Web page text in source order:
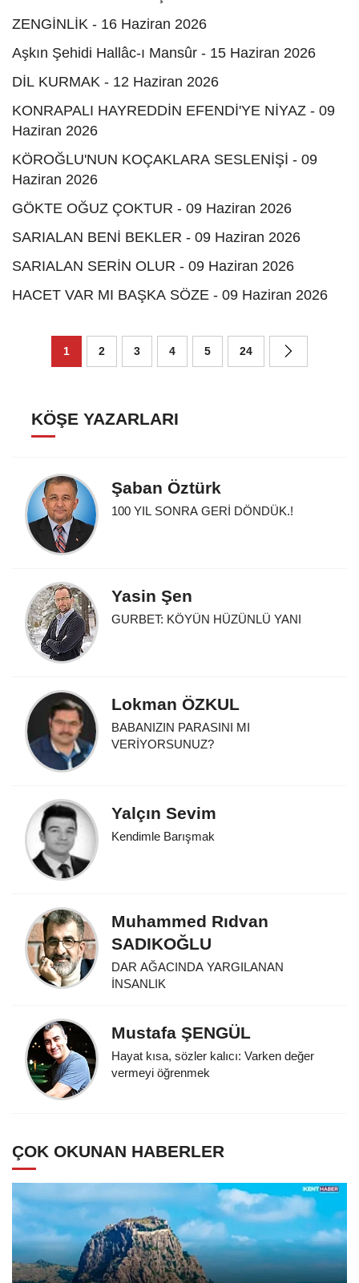
ZENGİNLİK - 16 Haziran 2026
Aşkın Şehidi Hallâc-ı Mansûr - 15 Haziran 2026
DİL KURMAK - 12 Haziran 2026
KONRAPALI HAYREDDİN EFENDİ'YE NİYAZ - 09
Haziran 2026
KÖROĞLU'NUN KOÇAKLARA SESLENİŞİ - 09
Haziran 2026
GÖKTE OĞUZ ÇOKTUR - 09 Haziran 2026
SARIALAN BENİ BEKLER - 09 Haziran 2026
SARIALAN SERİN OLUR - 09 Haziran 2026
HACET VAR MI BAŞKA SÖZE - 09 Haziran 2026
1 2 3 4 5 24
KÖŞE YAZARLARI
Şaban Öztürk
100 YIL SONRA GERİ DÖNDÜK.!
Yasin Şen
GURBET: KÖYÜN HÜZÜNLÜ YANI
Lokman ÖZKUL
BABANIZIN PARASINI MI
VERİYORSUNUZ?
Yalçın Sevim
Kendimle Barışmak
Muhammed Rıdvan
SADIKOĞLU
DAR AĞACINDA YARGILANAN
İNSANLIK
Mustafa ŞENGÜL
Hayat kısa, sözler kalıcı: Varken değer
vermeyi öğrenmek
ÇOK OKUNAN HABERLER